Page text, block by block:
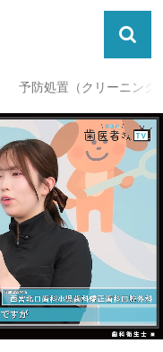
予防処置（クリーニング